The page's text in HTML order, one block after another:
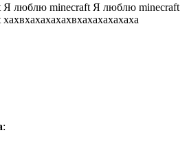
Я люблю minecraft Я люблю minecraft
: